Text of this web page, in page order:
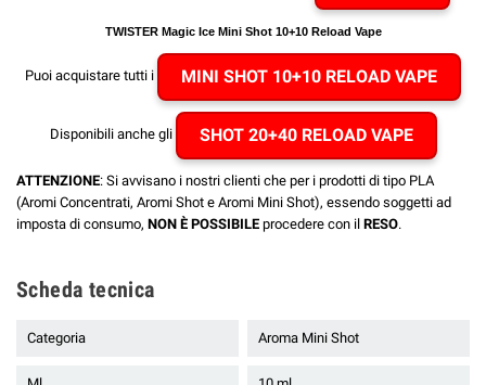
TWISTER Magic Ice Mini Shot 10+10 Reload Vape
Puoi acquistare tutti i MINI SHOT 10+10 RELOAD VAPE
Disponibili anche gli SHOT 20+40 RELOAD VAPE
ATTENZIONE: Si avvisano i nostri clienti che per i prodotti di tipo PLA
(Aromi Concentrati, Aromi Shot e Aromi Mini Shot), essendo soggetti ad
imposta di consumo, NON È POSSIBILE procedere con il RESO.
Scheda tecnica
Categoria Aroma Mini Shot